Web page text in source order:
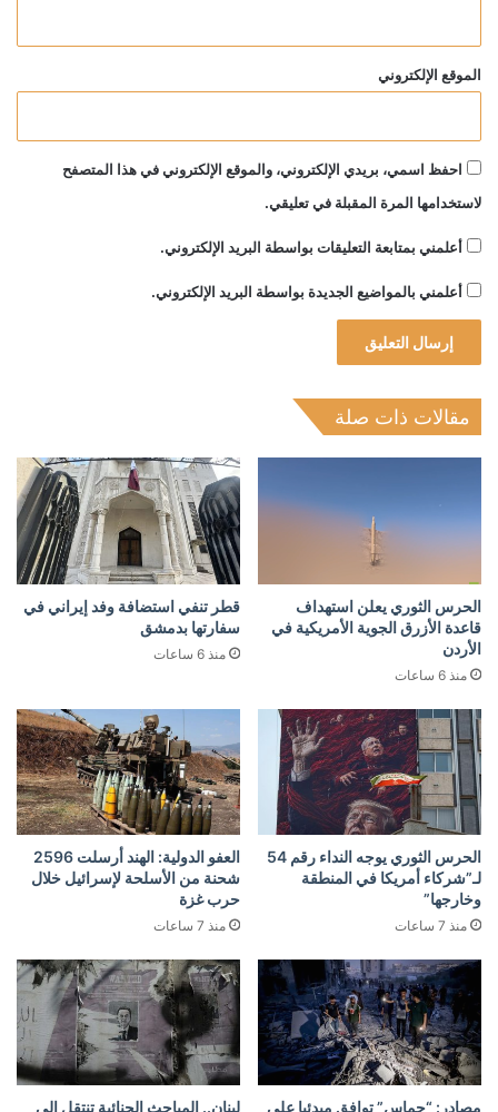
الموقع الإلكتروني
احفظ اسمي، بريدي الإلكتروني، والموقع الإلكتروني في هذا المتصفح
لاستخدامها المرة المقبلة في تعليقي.
أعلمني بمتابعة التعليقات بواسطة البريد الإلكتروني.
أعلمني بالمواضيع الجديدة بواسطة البريد الإلكتروني.
مقالات ذات صلة
الحرس الثوري يعلن استهداف
قاعدة الأزرق الجوية الأمريكية في
الأردن
منذ 6 ساعات
قطر تنفي استضافة وفد إيراني في
سفارتها بدمشق
منذ 6 ساعات
الحرس الثوري يوجه النداء رقم 54
لـ”شركاء أمريكا في المنطقة
وخارجها”
منذ 7 ساعات
العفو الدولية: الهند أرسلت 2596
شحنة من الأسلحة لإسرائيل خلال
حرب غزة
منذ 7 ساعات
مصادر: “حماس” توافق مبدئيا على
لبنان.. المباحث الجنائية تنتقل إلى